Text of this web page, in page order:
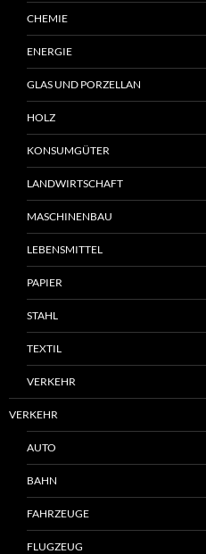
CHEMIE
ENERGIE
GLAS UND PORZELLAN
HOLZ
KONSUMGÜTER
LANDWIRTSCHAFT
MASCHINENBAU
LEBENSMITTEL
PAPIER
STAHL
TEXTIL
VERKEHR
VERKEHR
AUTO
BAHN
FAHRZEUGE
FLUGZEUG